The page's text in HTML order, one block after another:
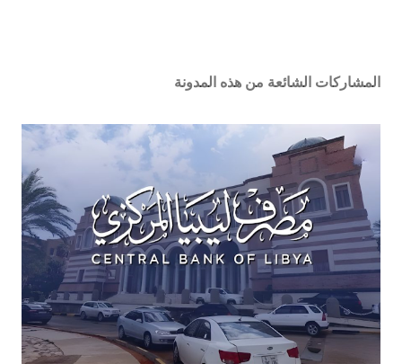
المشاركات الشائعة من هذه المدونة